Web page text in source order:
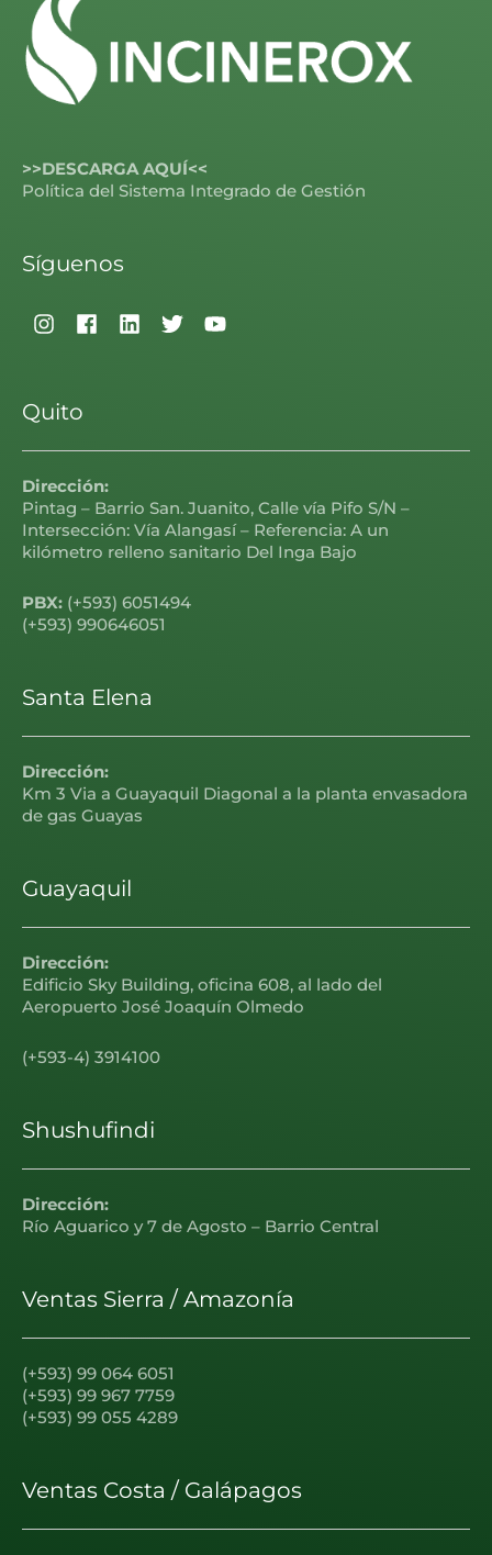
>>DESCARGA AQUÍ<<
Política del Sistema Integrado de Gestión
Síguenos
Quito
Dirección:
Pintag – Barrio San. Juanito, Calle vía Pifo S/N –
Intersección: Vía Alangasí – Referencia: A un
kilómetro relleno sanitario Del Inga Bajo
PBX: (+593) 6051494
(+593) 990646051
Santa Elena
Dirección:
Km 3 Via a Guayaquil Diagonal a la planta envasadora
de gas Guayas
Guayaquil
Dirección:
Edificio Sky Building, oficina 608, al lado del
Aeropuerto José Joaquín Olmedo
(+593-4) 3914100
Shushufindi
Dirección:
Río Aguarico y 7 de Agosto – Barrio Central
Ventas Sierra / Amazonía
(+593) 99 064 6051
(+593) 99 967 7759
(+593) 99 055 4289
Ventas Costa / Galápagos